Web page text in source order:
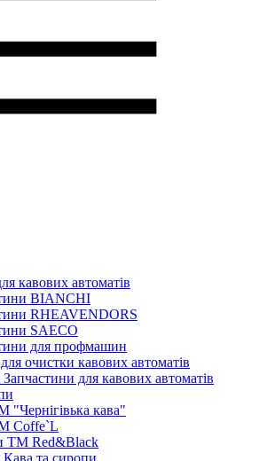
кавових автоматів
BIANCHI
RHEAVENDORS
SAECO
для профмашин
очистки кавових автоматів
для кавових автоматів
"Чернігівька кава"
Coffe`L
ТМ Red&Black
Кава та сиропи